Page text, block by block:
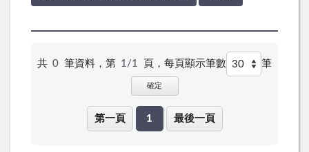
共 0 筆資料，第 1/1 頁， 每頁顯示筆數 筆
確定
第一頁 1 最後一頁